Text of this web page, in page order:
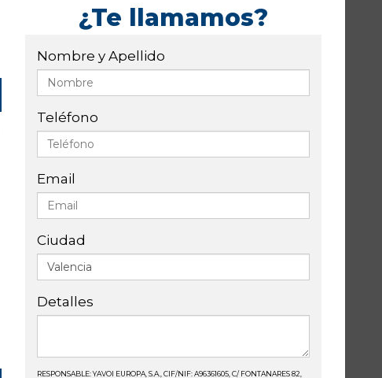
¿Te llamamos?
Nombre y Apellido
Teléfono
Email
Ciudad
Detalles
RESPONSABLE: YAVOI EUROPA, S.A., CIF/NIF: A96361605, C/ FONTANARES 82,